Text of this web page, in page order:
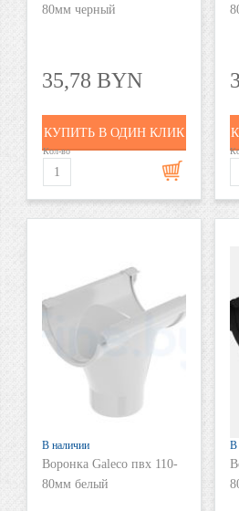
80мм черный
35,78 BYN
Кол-во
КУПИТЬ В ОДИН КЛИК
В наличии
Воронка Galeco пвх 110-
80мм белый
В